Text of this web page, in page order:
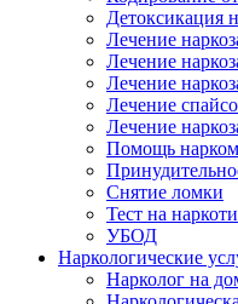
Детоксикация
Лечение
Лечение
Лечение
Лечение
Лечение
Помощь
Снятие ломки
Тест на
УБОД
Наркологические
Нарколог на